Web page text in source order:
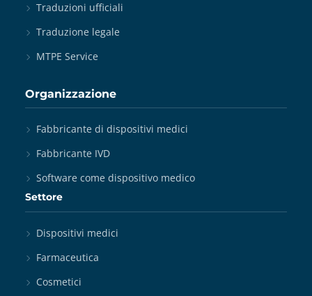
Traduzioni ufficiali
Traduzione legale
MTPE Service
Organizzazione
Fabbricante di dispositivi medici
Fabbricante IVD
Software come dispositivo medico
Settore
Dispositivi medici
Farmaceutica
Cosmetici